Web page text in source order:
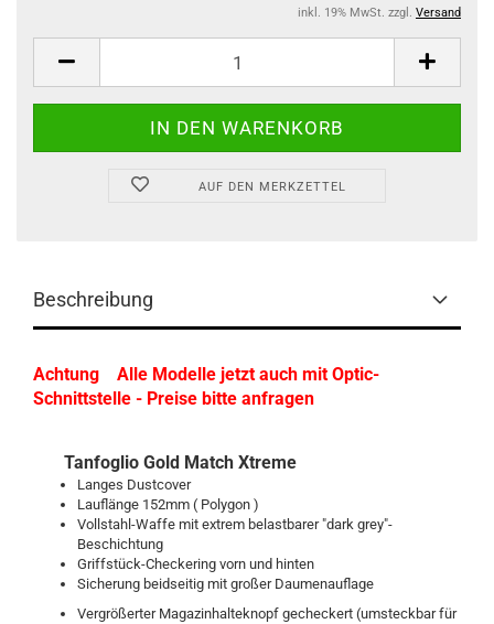
inkl. 19% MwSt. zzgl. Versand
AUF DEN MERKZETTEL
Beschreibung
Achtung Alle Modelle jetzt auch mit Optic-
Schnittstelle - Preise bitte anfragen
Tanfoglio Gold Match Xtreme
Langes Dustcover
Lauflänge 152mm ( Polygon )
Vollstahl-Waffe mit extrem belastbarer "dark grey"-
Beschichtung
Griffstück-Checkering vorn und hinten
Sicherung beidseitig mit großer Daumenauflage
Vergrößerter Magazinhalteknopf gecheckert (umsteckbar für